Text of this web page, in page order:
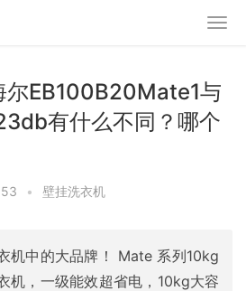
尔EB100B20Mate1与
有什么不同？哪个
• 壁挂洗衣机
机中的大品牌！ Mate 系列10kg
机，一级能效超省电，10kg大容